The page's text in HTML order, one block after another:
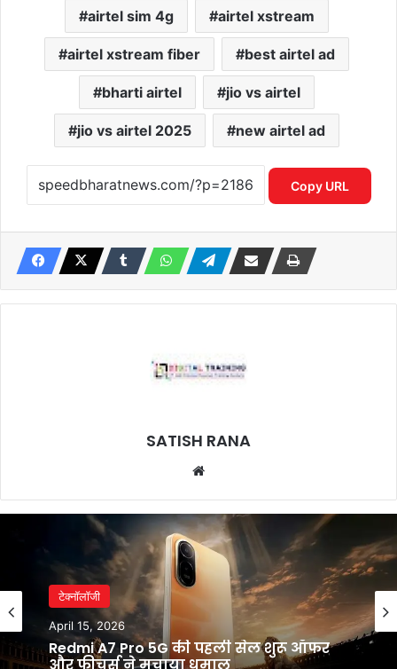
airtel sim 4g airtel xstream
airtel xstream fiber best airtel ad
bharti airtel jio vs airtel
jio vs airtel 2025 new airtel ad
Copy URL
SATISH RANA
टेक्नॉलॉजी
April 15, 2026
Redmi A7 Pro 5G की पहली सेल शुरू ऑफर